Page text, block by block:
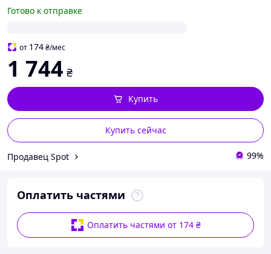
Готово к отправке
от 174₴/мес
1 744 ₴
Купить сейчас
Купить
Продавец Spot 99%
Оплатить частями
Оплатить частями от 174 ₴